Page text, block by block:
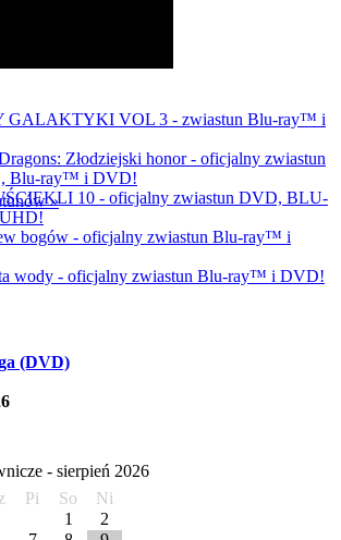
GALAKTYKI VOL 3 - zwiastun Blu-ray™ i
Złodziejski honor - oficjalny zwiastun
Blu-ray™ i DVD!
10 - oficjalny zwiastun DVD, BLU-
bogów - oficjalny zwiastun Blu-ray™ i
wody - oficjalny zwiastun Blu-ray™ i DVD!
»
(DVD)
- sierpień 2026
Pi So
Ni
1
2